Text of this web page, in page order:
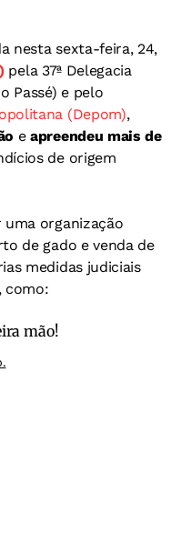
nesta sexta-feira, 24,
pela 37ª Delegacia
Passé) e pelo
(Depom),
eapreendeu mais de
de origem
uma organização
de gado e venda de
medidas judiciais
como:
mão!